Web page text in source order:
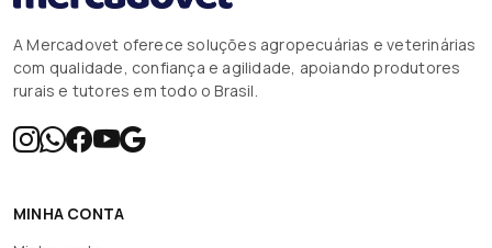
A Mercadovet oferece soluções agropecuárias e veterinárias
com qualidade, confiança e agilidade, apoiando produtores
rurais e tutores em todo o Brasil.
MINHA CONTA